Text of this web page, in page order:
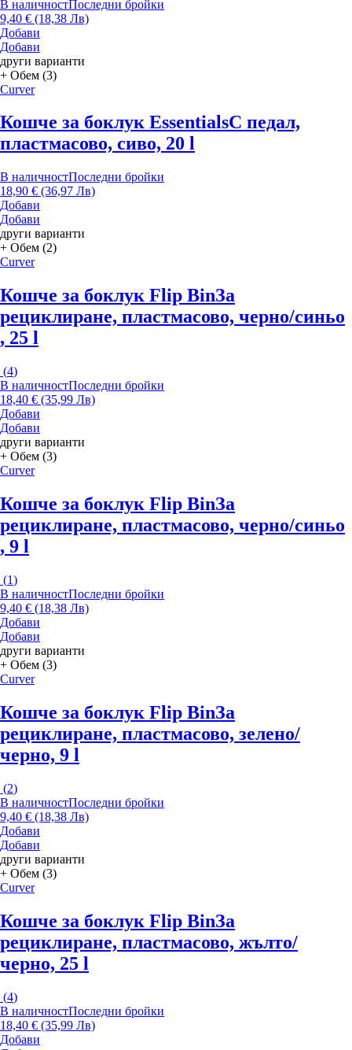
В наличностПоследни бройки
9,40 € (18,38 Лв)
Добави
Добави
други варианти
+ Обем (3)
Curver
Кошче за боклук EssentialsС педал,
пластмасово, сиво, 20 l
В наличностПоследни бройки
18,90 € (36,97 Лв)
Добави
Добави
други варианти
+ Обем (2)
Curver
Кошче за боклук Flip BinЗа
рециклиране, пластмасово, черно/синьо
, 25 l
(4)
В наличностПоследни бройки
18,40 € (35,99 Лв)
Добави
Добави
други варианти
+ Обем (3)
Curver
Кошче за боклук Flip BinЗа
рециклиране, пластмасово, черно/синьо
, 9 l
(1)
В наличностПоследни бройки
9,40 € (18,38 Лв)
Добави
Добави
други варианти
+ Обем (3)
Curver
Кошче за боклук Flip BinЗа
рециклиране, пластмасово, зелено/
черно, 9 l
(2)
В наличностПоследни бройки
9,40 € (18,38 Лв)
Добави
Добави
други варианти
+ Обем (3)
Curver
Кошче за боклук Flip BinЗа
рециклиране, пластмасово, жълто/
черно, 25 l
(4)
В наличностПоследни бройки
18,40 € (35,99 Лв)
Добави